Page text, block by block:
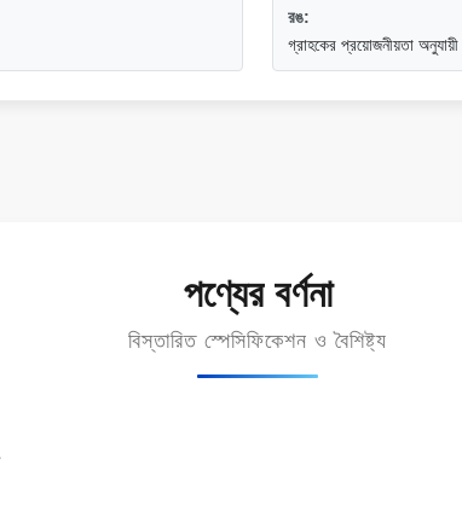
রঙ:
গ্রাহকের প্রয়োজনীয়তা অনুযায়ী
পণ্যের বর্ণনা
বিস্তারিত স্পেসিফিকেশন ও বৈশিষ্ট্য